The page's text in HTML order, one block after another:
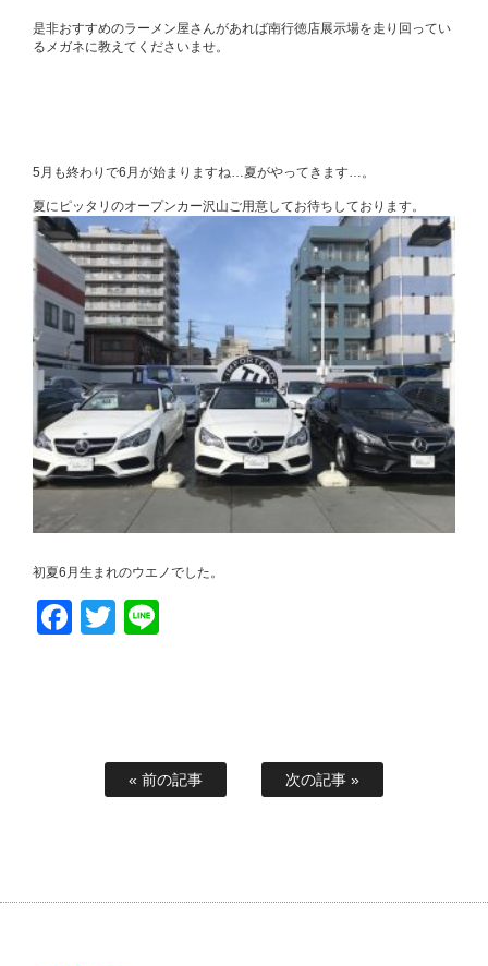
是非おすすめのラーメン屋さんがあれば南行徳店展示場を走り回ってい
るメガネに教えてくださいませ。
5月も終わりで6月が始まりますね…夏がやってきます…。
夏にピッタリのオープンカー沢山ご用意してお待ちしております。
初夏6月生まれのウエノでした。
Facebook
Twitter
« 前の記事 次の記事 »